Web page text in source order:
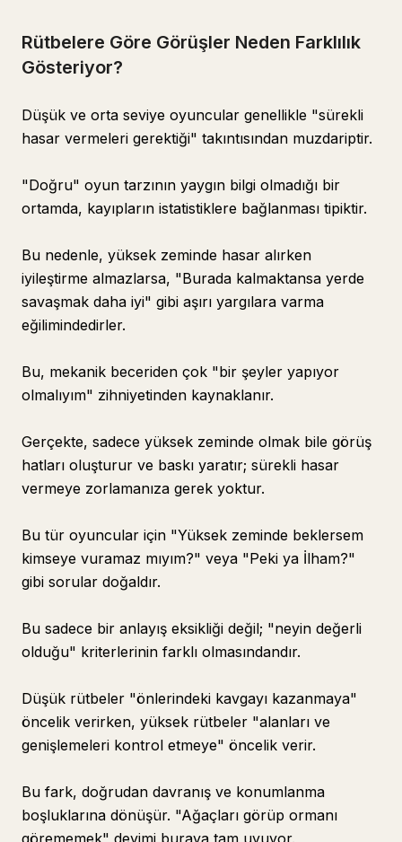
Rütbelere Göre Görüşler Neden Farklılık
Gösteriyor?
Düşük ve orta seviye oyuncular genellikle "sürekli
hasar vermeleri gerektiği" takıntısından muzdariptir.
"Doğru" oyun tarzının yaygın bilgi olmadığı bir
ortamda, kayıpların istatistiklere bağlanması tipiktir.
Bu nedenle, yüksek zeminde hasar alırken
iyileştirme almazlarsa, "Burada kalmaktansa yerde
savaşmak daha iyi" gibi aşırı yargılara varma
eğilimindedirler.
Bu, mekanik beceriden çok "bir şeyler yapıyor
olmalıyım" zihniyetinden kaynaklanır.
Gerçekte, sadece yüksek zeminde olmak bile görüş
hatları oluşturur ve baskı yaratır; sürekli hasar
vermeye zorlamanıza gerek yoktur.
Bu tür oyuncular için "Yüksek zeminde beklersem
kimseye vuramaz mıyım?" veya "Peki ya İlham?"
gibi sorular doğaldır.
Bu sadece bir anlayış eksikliği değil; "neyin değerli
olduğu" kriterlerinin farklı olmasındandır.
Düşük rütbeler "önlerindeki kavgayı kazanmaya"
öncelik verirken, yüksek rütbeler "alanları ve
genişlemeleri kontrol etmeye" öncelik verir.
Bu fark, doğrudan davranış ve konumlanma
boşluklarına dönüşür. "Ağaçları görüp ormanı
görememek" deyimi buraya tam uyuyor.